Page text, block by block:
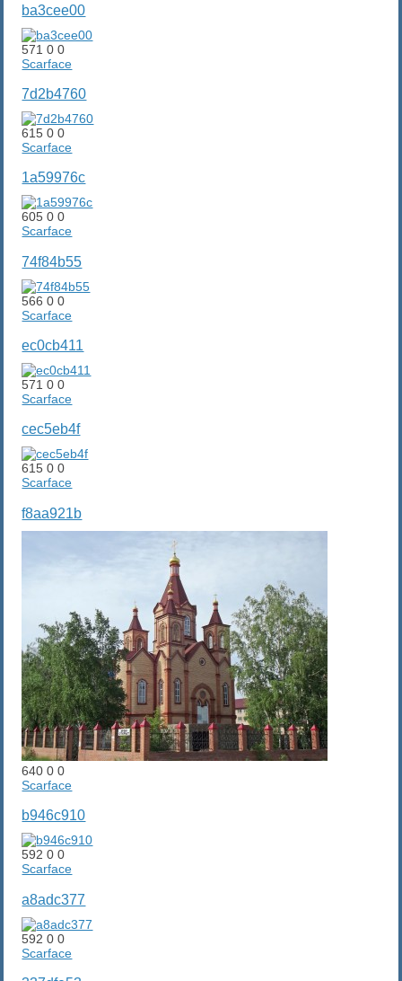
ba3cee00
57100
Scarface
7d2b4760
61500
Scarface
1a59976c
60500
Scarface
74f84b55
56600
Scarface
ec0cb411
57100
Scarface
cec5eb4f
61500
Scarface
f8aa921b
64000
Scarface
b946c910
59200
Scarface
a8adc377
59200
Scarface